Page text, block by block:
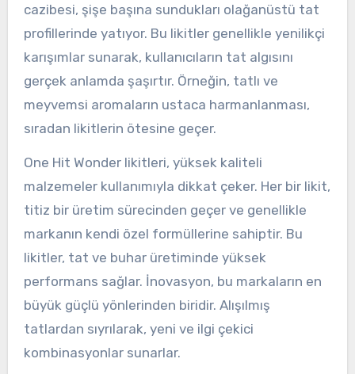
cazibesi, şişe başına sundukları olağanüstü tat
profillerinde yatıyor. Bu likitler genellikle yenilikçi
karışımlar sunarak, kullanıcıların tat algısını
gerçek anlamda şaşırtır. Örneğin, tatlı ve
meyvemsi aromaların ustaca harmanlanması,
sıradan likitlerin ötesine geçer.
One Hit Wonder likitleri, yüksek kaliteli
malzemeler kullanımıyla dikkat çeker. Her bir likit,
titiz bir üretim sürecinden geçer ve genellikle
markanın kendi özel formüllerine sahiptir. Bu
likitler, tat ve buhar üretiminde yüksek
performans sağlar. İnovasyon, bu markaların en
büyük güçlü yönlerinden biridir. Alışılmış
tatlardan sıyrılarak, yeni ve ilgi çekici
kombinasyonlar sunarlar.